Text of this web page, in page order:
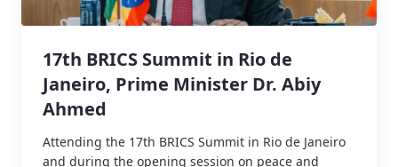
17th BRICS Summit in Rio de
Janeiro, Prime Minister Dr. Abiy
Ahmed
Attending the 17th BRICS Summit in Rio de Janeiro
and during the opening session on peace and